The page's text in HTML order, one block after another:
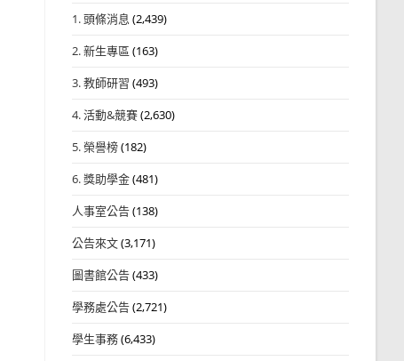
1. 頭條消息 (2,439)
2. 新生專區 (163)
3. 教師研習 (493)
4. 活動&競賽(2,630)
5. 榮譽榜(182)
6. 獎助學金(481)
人事室公告(138)
公告來文(3,171)
圖書館公告(433)
學務處公告(2,721)
學生事務(6,433)